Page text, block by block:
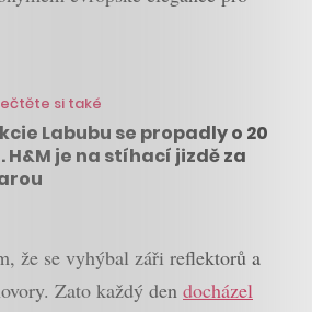
si také
Labubu se propadly o 20
H&M je na stíhací jizdě za
že se vyhýbal záři reflektorů a
Zato každý den docházel